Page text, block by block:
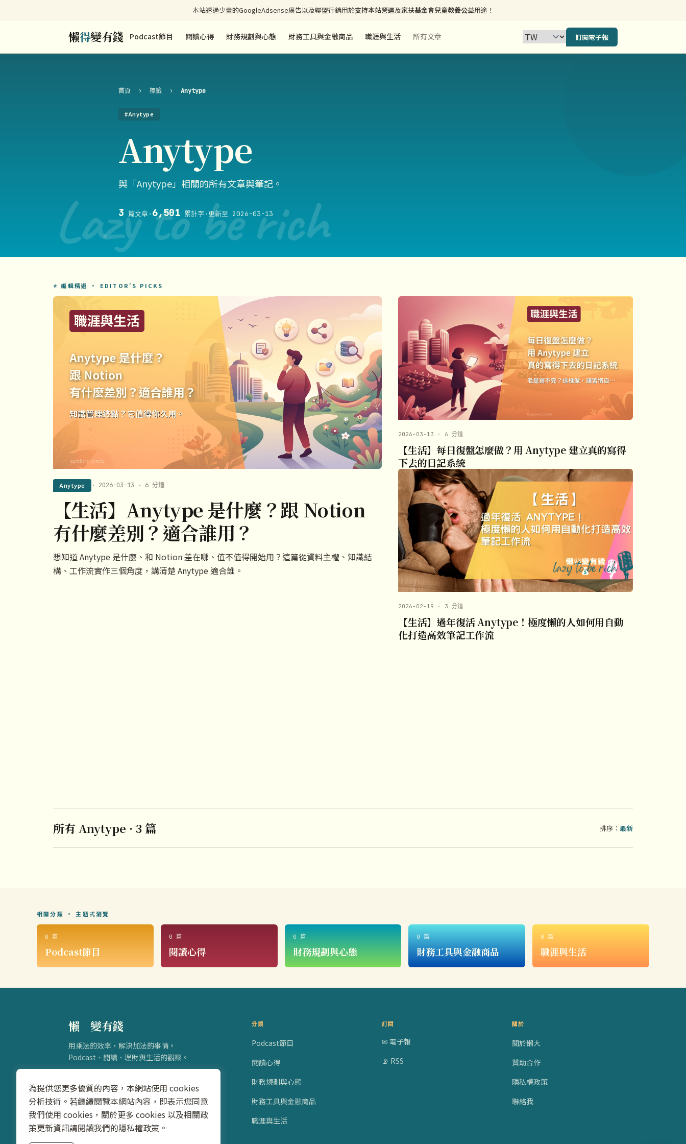
本站透過少量的GoogleAdsense廣告以及聯盟行銷用於支持本站營運及家扶基金會兒童教養公益用途！
懶得變有錢 Podcast節目 閱讀心得 財務規劃與心態 財務工具與金融商品 職涯與生活 所有文章 訂閱電子報
Lazy to be rich
首頁 › 標籤 › Anytype
#Anytype
Anytype
與「Anytype」相關的所有文章與筆記。
3 篇文章· 6,501 累計字 ·更新至 2026-03-13
⭐ 編輯精選 · EDITOR'S PICKS
Anytype · 2026-03-13 · 6 分鐘
【生活】Anytype 是什麼？跟 Notion
有什麼差別？適合誰用？
想知道 Anytype 是什麼、和 Notion 差在哪、值不值得開始用？這篇從資料主權、知識結
構、工作流實作三個角度，講清楚 Anytype 適合誰。
2026-03-13 · 6 分鐘
【生活】每日復盤怎麼做？用 Anytype 建立真的寫得
下去的日記系統
2026-02-19 · 3 分鐘
【生活】過年復活 Anytype！極度懶的人如何用自動
化打造高效筆記工作流
所有 Anytype · 3 篇 排序： 最新
相關分類 · 主題式瀏覽
0 篇
Podcast節目
0 篇
閱讀心得
0 篇
財務規劃與心態
0 篇
財務工具與金融商品
0 篇
職涯與生活
懶得變有錢
用乘法的效率，解決加法的事情。
Podcast、閱讀、理財與生活的觀察。
分類
Podcast節目
閱讀心得
財務規劃與心態
財務工具與金融商品
職涯與生活
訂閱
✉ 電子報
📡 RSS
關於
關於懶大
贊助合作
隱私權政策
聯絡我
為提供您更多優質的內容，本網站使用 cookies
分析技術。若繼續閱覽本網站內容，即表示您同意
我們使用 cookies，關於更多 cookies 以及相關政
策更新資訊請閱讀我們的隱私權政策。